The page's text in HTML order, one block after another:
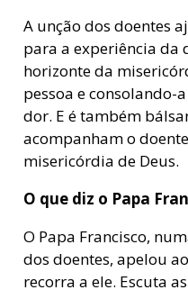
A unção dos doentes
para a experiência da
horizonte da
pessoa e consolando-
dor. E é também
acompanham o
misericórdia de Deus.
O que diz o Papa
O Papa Francisco,
dos doentes, apelou
recorra a ele. Escuta